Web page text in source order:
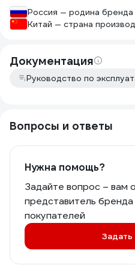
Россия — родина бренда
Китай — страна
Документация
Руководство по
Вопросы и ответы
Нужна помощь?
Задайте вопрос – вам
представитель бренда
покупателей